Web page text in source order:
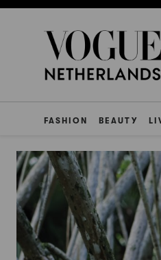
FASHION BEAUTY